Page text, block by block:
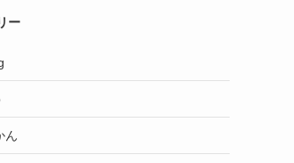
ー
ん